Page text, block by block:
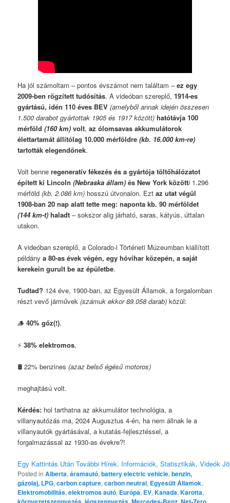
Ha jól számoltam – pontos évszámot nem találtam –ez egy
2009-ben rögzített tudósítás. A videóban szereplő,1914-es
gyártású, idén 110 éves BEV (amelyből annak idején összesen
1.500 darabot gyártottak 1905 és 1917 között) hatótávja 100
mérföld(160 km) volt,az ólomsavas akkumulátorok
élettartamát állítólag 10.000 mérföldre(kb. 16.000 km-re)
tartották elegendőnek.
Volt benneregeneratív fékezés és a gyártója töltőhálózatot
épített ki Lincoln(Nebraska állam) és New York közötti1.296
mérföld(kb. 2.086 km) hosszú útvonalon. Eztaz utat végül
1908-ban 20 nap alatt tette meg: naponta kb. 90 mérföldet
(144 km-t) haladt – sokszor alig járható, saras, kátyús, úttalan
utakon.
A videóban szereplő, a Colorado-i Történeti Múzeumban kiállított
példánya 80-as évek végén, egy hóvihar közepén, a saját
kerekein gurult be az épületbe.
Tudtad? 124 éve, 1900-ban, az Egyesült Államok, a forgalomban
részt vevő járművek(számuk ekkor 89.058 darab) közül:
🪵40% gőz(!),
⚡️38% elektromos,
🛢 22% benzines(azaz belső égésű motoros)
meghajtású volt.
Kérdés: hol tarthatna az akkumulátor technológia, a
villanyautózás ma, 2024 Augusztus 4-én, ha nem állnak le a
villanyautók gyártásával, a kutatás-fejlesztéssel, a
forgalmazással az 1930-as évekre?!
Egy Kattintás Után További Hírek, Információk, Statisztikák, Videók
Posted in Alberta,áramautó,battery electric vehicle,benzin,
gázolaj, LPG,carbon capture,carbon neutral, Egyesült Államok,
Elektromobilitás,elektromos autó, Európa, EV,Kanada,Karotta,
, , ,